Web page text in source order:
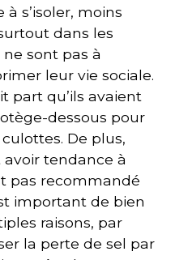
s’isoler, moins
dans les
sont pas à
leur vie sociale.
part qu’ils avaient
dessous pour
De plus,
tendance à
pas recommandé
important de bien
raisons, par
la perte de sel par